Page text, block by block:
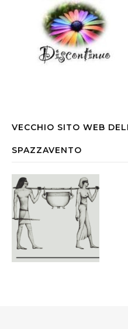
VECCHIO SITO WEB
SPAZZAVENTO